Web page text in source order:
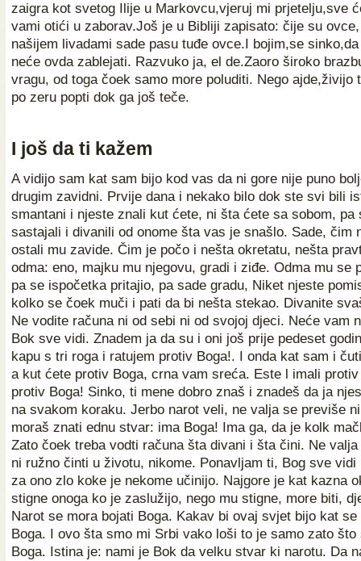
zaigra kot svetog Ilije u Markovcu,vjeruj mi prjetelju,sve
vami otići u zaborav.Još je u Bibliji zapisato: čije su
našijem livadami sade pasu tuđe ovce.I bojim,se
neće ovda zablejati. Razvuko ja, el de.Zaoro široko
vragu, od toga čoek samo more poluditi. Nego ajde,živijo
po zeru popti dok ga još teče.
I još da ti kažem
A vidijo sam kat sam bijo kod vas da ni gore nije puno
drugim zavidni. Prvije dana i nekako bilo dok ste svi bili
smantani i njeste znali kut ćete, ni šta ćete sa sobom, pa
sastajali i divanili od onome šta vas je snašlo. Sade, čim
ostali mu zavide. Čim je počo i nešta okretatu, nešta
odma: eno, majku mu njegovu, gradi i ziđe. Odma mu se
pa se ispočetka pritajio, pa sade gradu, Niket njeste
kolko se čoek muči i pati da bi nešta stekao. Divanite
Ne vodite računa ni od sebi ni od svojoj djeci. Neće vam
Bok sve vidi. Znadem ja da su i oni još prije pedeset
kapu s tri roga i ratujem protiv Boga!. I onda kat sam i
a kut ćete protiv Boga, crna vam sreća. Este l imali
protiv Boga! Sinko, ti mene dobro znaš i znadeš da ja
na svakom koraku. Jerbo narot veli, ne valja se previše
moraš znati ednu stvar: ima Boga! Ima ga, da je kolk
Zato čoek treba vodti računa šta divani i šta čini. Ne
ni ružno činti u životu, nikome. Ponavljam ti, Bog sve
za ono zlo koke je nekome učinijo. Najgore je kat kazna
stigne onoga ko je zaslužijo, nego mu stigne, more biti,
Narot se mora bojati Boga. Kakav bi ovaj svjet bijo kat se
Boga. I ovo šta smo mi Srbi vako loši to je samo zato što
Boga. Istina je: nami je Bok da velku stvar ki narotu. Da